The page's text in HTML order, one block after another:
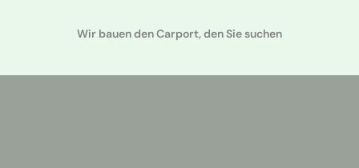
Wir bauen den Carport, den Sie suchen